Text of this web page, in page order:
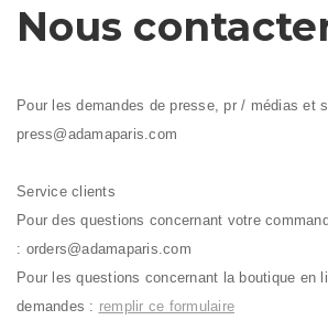
Nous
Pour les demandes de presse, pr / médias et
press@adamaparis.com
Service clients
Pour des questions concernant votre
: orders@adamaparis.com
Pour les questions concernant la boutique en
demandes : remplir ce formulaire